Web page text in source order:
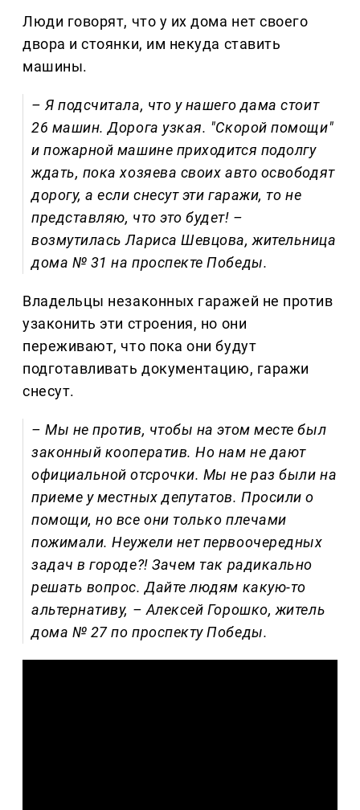
Люди говорят, что у их дома нет своего
двора и стоянки, им некуда ставить
машины.
– Я подсчитала, что у нашего дама стоит
26 машин. Дорога узкая. "Скорой помощи"
и пожарной машине приходится подолгу
ждать, пока хозяева своих авто освободят
дорогу, а если снесут эти гаражи, то не
представляю, что это будет! –
возмутилась Лариса Шевцова, жительница
дома № 31 на проспекте Победы.
Владельцы незаконных гаражей не против
узаконить эти строения, но они
переживают, что пока они будут
подготавливать документацию, гаражи
снесут.
– Мы не против, чтобы на этом месте был
законный кооператив. Но нам не дают
официальной отсрочки. Мы не раз были на
приеме у местных депутатов. Просили о
помощи, но все они только плечами
пожимали. Неужели нет первоочередных
задач в городе?! Зачем так радикально
решать вопрос. Дайте людям какую-то
альтернативу, – Алексей Горошко, житель
дома № 27 по проспекту Победы.